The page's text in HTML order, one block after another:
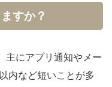
すか？
主にアプリ通知やメー
内など短いことが多